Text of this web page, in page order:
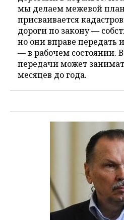
мы делаем межевой
присваивается
дороги по закону —
но они вправе передать
— в рабочем состоянии.
передачи может
месяцев до года.